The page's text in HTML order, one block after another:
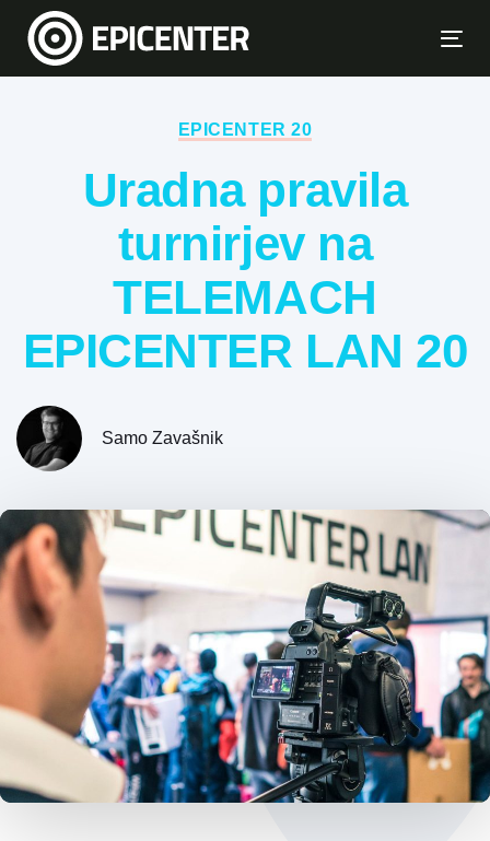
links
primary
EPICENTER 20
Uradna pravila
turnirjev na
TELEMACH
EPICENTER LAN 20
Samo Zavašnik